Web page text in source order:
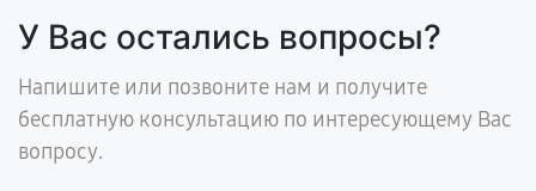
У Вас остались вопросы?
Напишите или позвоните нам и получите
бесплатную консультацию по интересующему Вас
вопросу.